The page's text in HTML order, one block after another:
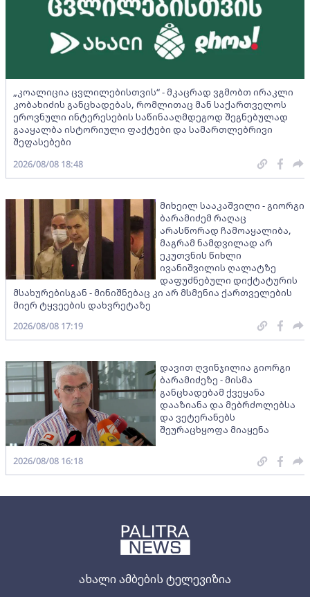
ახალი ამბების ტელევიზია
„კოალიცია ცვლილებისთვის“ - მკაცრად ვგმობთ ირაკლი
კობახიძის განცხადებას, რომლითაც მან საქართველოს
ეროვნული ინტერესების საწინააღმდეგოდ შეგნებულად
გააყალბა ისტორიული ფაქტები და სამართლებრივი
შეფასებები
2026/08/08 18:48
მიხეილ სააკაშვილი - გიორგი
ბარამიძემ რაღაც
არასწორად ჩამოაყალიბა,
მაგრამ ნამდვილად არ
ეკუთვნის წიხლი
ივანიშვილის ღალატზე
დაფუძნებული დიქტატურის
მსახურებისგან - მინიშნებაც კი არ მსმენია ქართველების
მიერ ტყვეების დახვრეტაზე
2026/08/08 17:19
დავით ღვინჯილია გიორგი
ბარამიძეზე - მისმა
განცხადებამ ქვეყანა
დააზიანა და მებრძოლებსა
და ვეტერანებს
შეურაცხყოფა მიაყენა
2026/08/08 16:18